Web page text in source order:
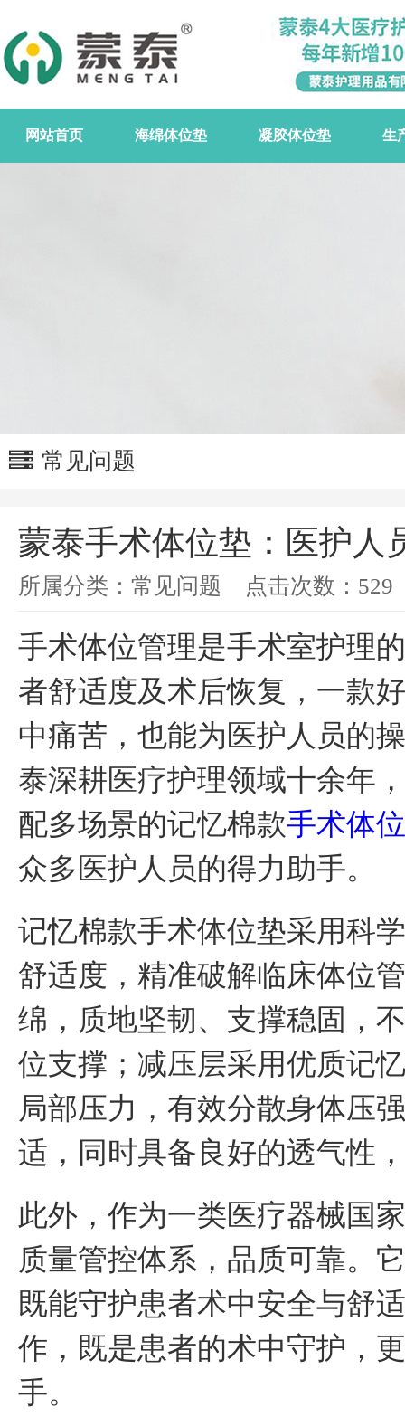
网站首页 海绵体位垫 凝胶体位垫 生
常见问题
蒙泰手术体位垫：医护人
所属分类： 常见问题 点击次数： 529
手术体位管理是手术室护理
者舒适度及术后恢复，一款
中痛苦，也能为医护人员的
泰深耕医疗护理领域十余年
配多场景的记忆棉款手术体
众多医护人员的得力助手。
记忆棉款手术体位垫采用科
舒适度，精准破解临床体位
绵，质地坚韧、支撑稳固，
位支撑；减压层采用优质记
局部压力，有效分散身体压
适，同时具备良好的透气性
此外，作为一类医疗器械国
质量管控体系，品质可靠。
既能守护患者术中安全与舒
作，既是患者的术中守护，
手。